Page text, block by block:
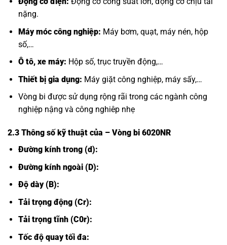
nặng.
Máy móc công nghiệp: Máy bơm, quạt, máy nén, hộp
số,…
Ô tô, xe máy: Hộp số, trục truyền động,…
Thiết bị gia dụng: Máy giặt công nghiệp, máy sấy,…
Vòng bi được sử dụng rộng rãi trong các ngành công
nghiệp nậng và công nghiêp nhẹ
2.3 Thông số kỹ thuật của – Vòng bi 6020NR
Đường kính trong (d):
Đường kính ngoài (D):
Độ dày (B):
Tải trọng động (Cr):
Tải trọng tĩnh (C0r):
Tốc độ quay tối đa: